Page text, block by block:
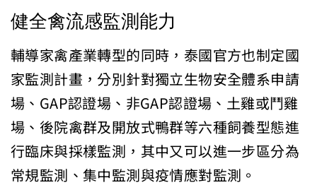
健全禽流感監測能力
輔導家禽產業轉型的同時，泰國官方也制定國
家監測計畫，分別針對獨立生物安全體系申請
場、GAP認證場、非GAP認證場、土雞或鬥雞
場、後院禽群及開放式鴨群等六種飼養型態進
行臨床與採樣監測，其中又可以進一步區分為
常規監測、集中監測與疫情應對監測。